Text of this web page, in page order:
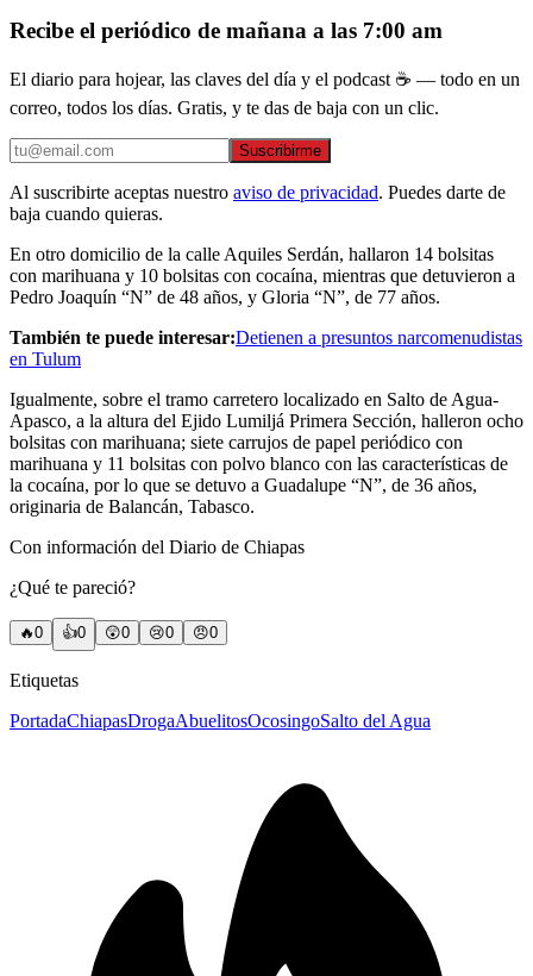
Recibe el periódico de mañana a las 7:00 am
El diario para hojear, las claves del día y el podcast ☕ — todo en un
correo, todos los días. Gratis, y te das de baja con un clic.
Suscribirme
Al suscribirte aceptas nuestro aviso de privacidad. Puedes darte de
baja cuando quieras.
En otro domicilio de la calle Aquiles Serdán, hallaron 14 bolsitas
con marihuana y 10 bolsitas con cocaína, mientras que detuvieron a
Pedro Joaquín “N” de 48 años, y Gloria “N”, de 77 años.
También te puede interesar:Detienen a presuntos narcomenudistas
en Tulum
Igualmente, sobre el tramo carretero localizado en Salto de Agua-
Apasco, a la altura del Ejido Lumiljá Primera Sección, halleron ocho
bolsitas con marihuana; siete carrujos de papel periódico con
marihuana y 11 bolsitas con polvo blanco con las características de
la cocaína, por lo que se detuvo a Guadalupe “N”, de 36 años,
originaria de Balancán, Tabasco.
Con información del Diario de Chiapas
¿Qué te pareció?
🔥0 👍0 😲0 😢0 😠0
Etiquetas
PortadaChiapasDrogaAbuelitosOcosingoSalto del Agua